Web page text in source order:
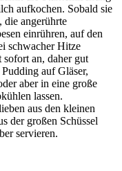
aufkochen. Sobald sie
die angerührte
einrühren, auf den
schwacher Hitze
an, daher gut
auf Gläser,
aber in eine große
lassen.
aus den kleinen
der großen Schüssel
servieren.